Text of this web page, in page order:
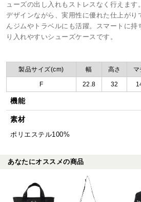
ューズの出し入れもストレスなく行えます
デザインながら、実用性に優れた仕上がり
んジムやトラベルにも活躍。スマートに持
り入れやすいシューズケースです。
製品サイズ(cm) 幅 高さ マ
F 22.8 32
機能
素材
ポリエステル100%
あなたにオススメの商品